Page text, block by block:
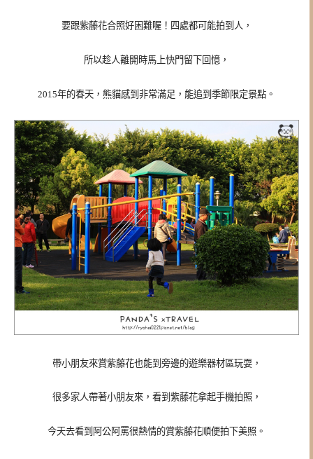
要跟紫藤花合照好困難喔！四處都可能拍到人，
所以趁人離開時馬上快門留下回憶，
2015年的春天，熊貓感到非常滿足，能追到季節限定景點。
帶小朋友來賞紫藤花也能到旁邊的遊樂器材區玩耍，
很多家人帶著小朋友來，看到紫藤花拿起手機拍照，
今天去看到阿公阿罵很熱情的賞紫藤花順便拍下美照。